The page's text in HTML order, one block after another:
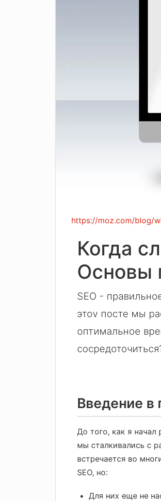
https://moz.com/blog/
Когда
Основы
SEO -
этоv посте мы
оптимальное
Введение в
До того, как я начал
мы сталкивались с
встречается во
SEO, но:
Для них еще не